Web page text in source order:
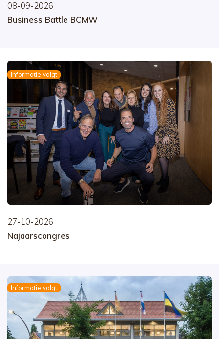
08-09-2026
Business Battle BCMW
Informatie volgt
27-10-2026
Najaarscongres
Informatie volgt